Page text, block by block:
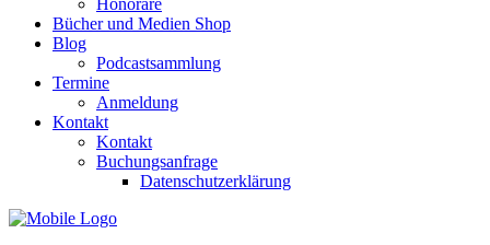
Honorare
Bücher und Medien Shop
Blog
Podcastsammlung
Termine
Anmeldung
Kontakt
Kontakt
Buchungsanfrage
Datenschutzerklärung